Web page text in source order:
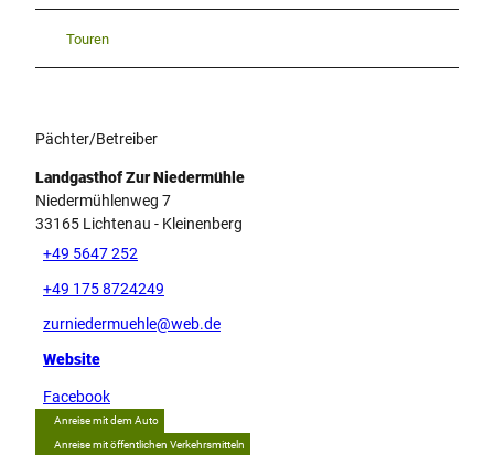
Touren
Pächter/Betreiber
Landgasthof Zur Niedermühle
Niedermühlenweg 7
33165 Lichtenau - Kleinenberg
+49 5647 252
+49 175 8724249
zurniedermuehle@web.de
Website
Facebook
Anreise mit dem Auto
Anreise mit öffentlichen Verkehrsmitteln